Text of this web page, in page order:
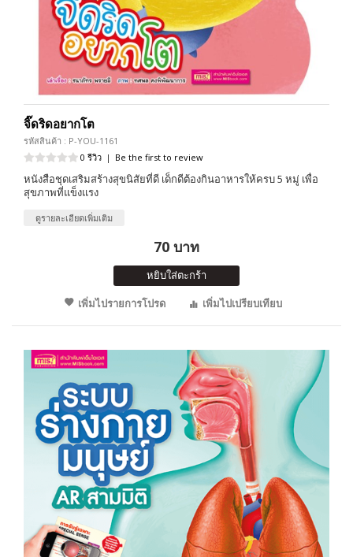
จิ๊ดริดอยากโต
รหัสสินค้า : P-YOU-1161
0 รีวิว | Be the first to review
หนังสือชุดเสริมสร้างสุขนิสัยที่ดี เด็กดีต้องกินอาหารให้ครบ 5 หมู่ เพื่อ
สุขภาพที่แข็งแรง
ดูรายละเอียดเพิ่มเติม
70 บาท
หยิบใส่ตะกร้า
เพิ่มไปรายการโปรด
เพิ่มไปเปรียบเทียบ